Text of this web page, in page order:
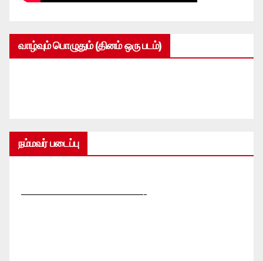
வாழ்வும் பொழுதும் (தினம் ஒரு படம்)
நம்மவர் படைப்பு
—————————————-